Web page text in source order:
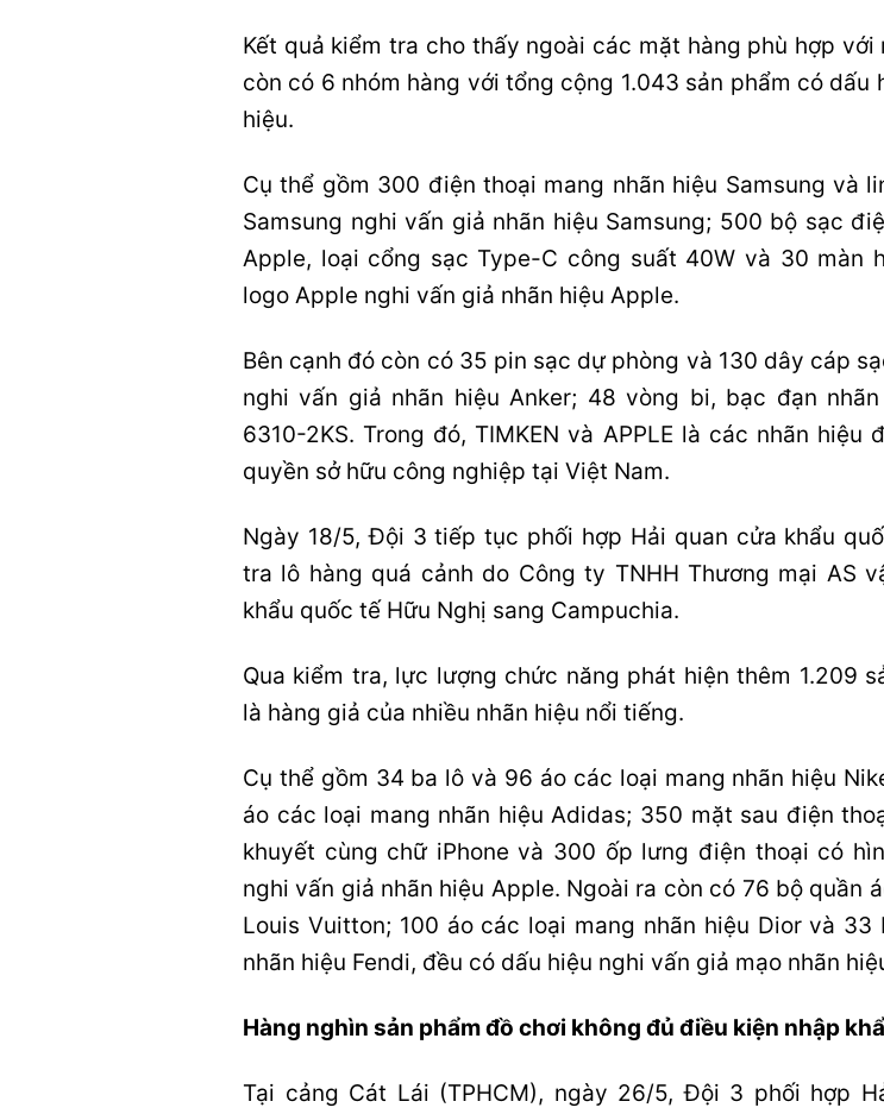
Kết quả kiểm tra cho thấy ngoài các mặt hàng phù hợp với
còn có 6 nhóm hàng với tổng cộng 1.043 sản phẩm có dấu
hiệu.
Cụ thể gồm 300 điện thoại mang nhãn hiệu Samsung và
Samsung nghi vấn giả nhãn hiệu Samsung; 500 bộ sạc
Apple, loại cổng sạc Type-C công suất 40W và 30 màn
logo Apple nghi vấn giả nhãn hiệu Apple.
Bên cạnh đó còn có 35 pin sạc dự phòng và 130 dây cáp
nghi vấn giả nhãn hiệu Anker; 48 vòng bi, bạc đạn nhãn
6310-2KS. Trong đó, TIMKEN và APPLE là các nhãn hiệu
quyền sở hữu công nghiệp tại Việt Nam.
Ngày 18/5, Đội 3 tiếp tục phối hợp Hải quan cửa khẩu
tra lô hàng quá cảnh do Công ty TNHH Thương mại AS
khẩu quốc tế Hữu Nghị sang Campuchia.
Qua kiểm tra, lực lượng chức năng phát hiện thêm 1.209
là hàng giả của nhiều nhãn hiệu nổi tiếng.
Cụ thể gồm 34 ba lô và 96 áo các loại mang nhãn hiệu
áo các loại mang nhãn hiệu Adidas; 350 mặt sau điện
khuyết cùng chữ iPhone và 300 ốp lưng điện thoại có
nghi vấn giả nhãn hiệu Apple. Ngoài ra còn có 76 bộ quần
Louis Vuitton; 100 áo các loại mang nhãn hiệu Dior và 33
nhãn hiệu Fendi, đều có dấu hiệu nghi vấn giả mạo nhãn
Hàng nghìn sản phẩm đồ chơi không đủ điều kiện nhập
Tại cảng Cát Lái (TPHCM), ngày 26/5, Đội 3 phối hợp